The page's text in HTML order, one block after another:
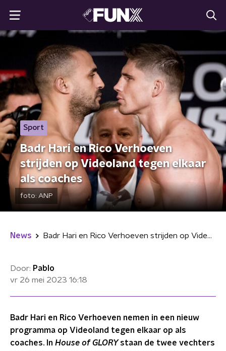
Sport
Badr Hari en Rico Verhoeven
strijden op Videoland tegen elkaar
als coaches
foto: ANP
News Badr Hari en Rico Verhoeven strijden op Videoland tegen elkaar als coaches
Door: Pablo
vr 26 mei 2023 16:18
Badr Hari en Rico Verhoeven nemen in een nieuw
programma op Videoland tegen elkaar op als
coaches. In House of GLORY staan de twee vechters